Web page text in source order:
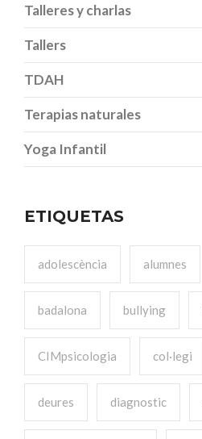
Talleres y charlas
Tallers
TDAH
Terapias naturales
Yoga Infantil
ETIQUETAS
adolescència alumnes
badalona bullying
CIMpsicologia col·legi
deures diagnostic